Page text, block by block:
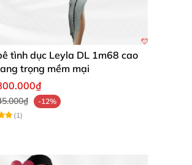
tình dục Leyla DL 1m68 cao
trọng mềm mại
-12%
(1)